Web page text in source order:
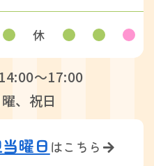
休
〜17:00
、祝日
曜日 はこちら